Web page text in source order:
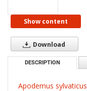
Show content
Download
DESCRIPTION
Apodemus sylvaticus